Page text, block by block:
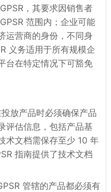
，其要求因销售者
范围内；企业可能
运营商的身份，不同身
义务适用于所有规模企
台在特定情况下可豁免
放产品时必须确保产品
评估信息，包括产品基
术文档需保存至少 10 年
指南提供了技术文档
管辖的产品都必须有